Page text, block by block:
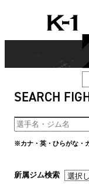
K-
1
SEARCH
※カナ・英・ひらがな・
所属ジム検索